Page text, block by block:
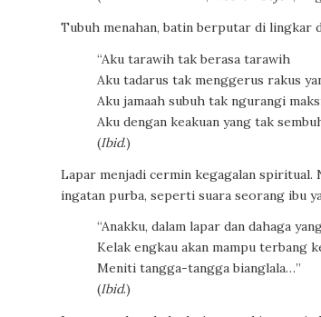
Tubuh menahan, batin berputar di lingkar
“Aku tarawih tak berasa tarawih
Aku tadarus tak menggerus rakus
Aku jamaah subuh tak ngurangi
Aku dengan keakuan yang tak
(Ibid.)
Lapar menjadi cermin kegagalan spiritual.
ingatan purba, seperti suara seorang ibu
“Anakku, dalam lapar dan dahaga
Kelak engkau akan mampu terbang
Meniti tangga-tangga bianglala…”
(Ibid.)